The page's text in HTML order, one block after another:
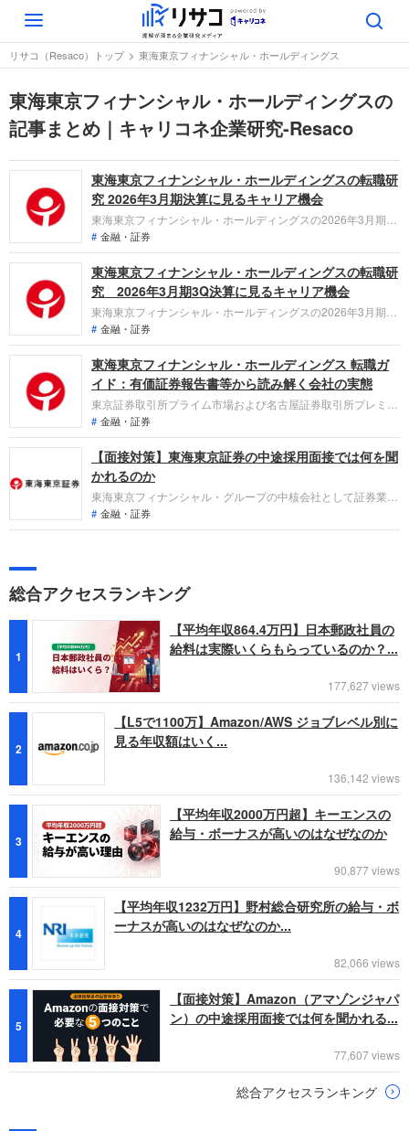
Toggle
navigation
リサコ（Resaco）トップ 東海東京フィナンシャル・ホールディングス
東海東京フィナンシャル・ホールディングスの
記事まとめ｜キャリコネ企業研究-Resaco
東海東京フィナンシャル・ホールディングスの転職研
究 2026年3月期決算に見るキャリア機会
東海東京フィナンシャル・ホールディングスの2026年3月期決
算は経常利益35.5%増の204億円と大幅な増収増益。オルクド
ール戦略2.0やJVモデル2.0の深化、デジタル分野の再編が進む
中、「なぜ今、同社なのか？」を整理し、転職希望者がどの事
業でどんな役割を担えるのか深く解説します。
金融・証券
東海東京フィナンシャル・ホールディングスの転職研
究 2026年3月期3Q決算に見るキャリア機会
東海東京フィナンシャル・ホールディングスの2026年3月期
3Q決算は、純利益25.9%増と好調。富裕層向け「オルクドー
ル」の拡大やデジタル事業の選択と集中など、独自の金融戦略
を加速させています。従業員への株式付与制度も決定し、組織
の熱量が高まる同社で「転職希望者がどの事業で、どんな役割
を担えるのか」を整理します。
金融・証券
東海東京フィナンシャル・ホールディングス 転職ガ
イド：有価証券報告書等から読み解く会社の実態
東京証券取引所プライム市場および名古屋証券取引所プレミア
市場に上場し、有価証券の売買や引受けといった金融商品取引
業を幅広く展開する企業です。直近の連結業績においては、手
数料収入の増加やトレーディング損益の拡大により、経常利益
が前期比で増加しており、増収増益の堅調なトレンドを維持し
ています。
金融・証券
【面接対策】東海東京証券の中途採用面接では何を聞
かれるのか
東海東京フィナンシャル・グループの中核会社として証券業を
営む東海東京証券への転職。採用面接は新卒の場合と違い、こ
れまでの仕事への取り組み方や成果を具体的に問われる他、キ
かり対策をして転職を成功させましょう。
金融・証券
総合アクセスランキング
1
【平均年収864.4万円】日本郵政社員の
給料は実際いくらもらっているのか？...
177,627 views
2
【L5で1100万】Amazon/AWS ジョブレベル別に
見る年収額はいく...
136,142 views
3
【平均年収2000万円超】キーエンスの
給与・ボーナスが高いのはなぜなのか
90,877 views
4
【平均年収1232万円】野村総合研究所の給与・ボ
ーナスが高いのはなぜなのか...
82,066 views
5
【面接対策】Amazon（アマゾンジャパ
ン）の中途採用面接では何を聞かれる...
77,607 views
総合アクセスランキング